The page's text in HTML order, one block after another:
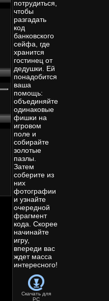
потрудиться,
чтобы
разгадать
код
банковского
сейфа, где
хранится
гостинец от
дедушки. Ей
понадобится
ваша
помощь:
объединяйте
одинаковые
фишки на
игровом
поле и
собирайте
золотые
пазлы.
Затем
соберите из
них
фотографии
и узнайте
очередной
фрагмент
кода. Скорее
начинайте
игру,
впереди вас
ждет масса
интересного!
Скачать для
PC